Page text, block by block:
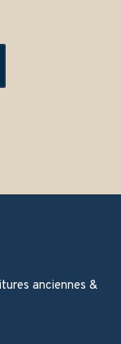
anciennes &